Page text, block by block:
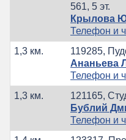
561, 5 эт.
Крылова
Телефон и
1,3 км.
119285,
Ананьева
Телефон и
1,3 км.
121165,
Бублий
Телефон и